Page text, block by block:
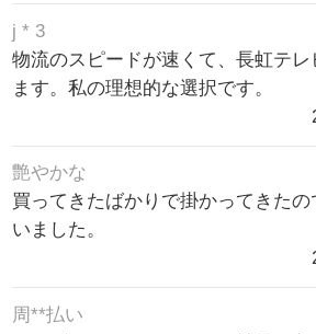
j * 3
物流のスピードが速くて、長虹テレ
ます。私の理想的な選択です。
艶やかな
買ってきたばかりで掛かってきた
いました。
周**払い